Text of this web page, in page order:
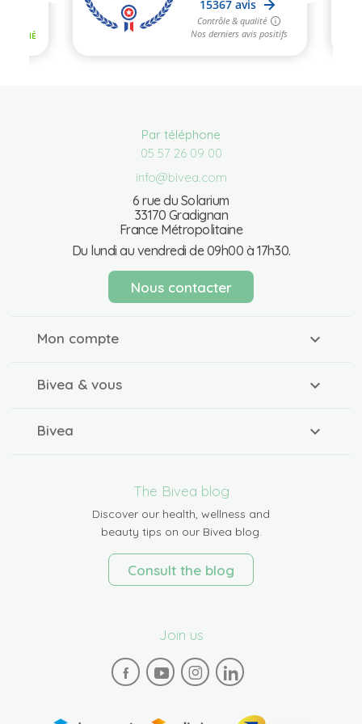
Par téléphone
05 57 26 09 00
info@bivea.com
6 rue du Solarium
33170 Gradignan
France Métropolitaine
Du lundi au vendredi de 09h00 à 17h30.
Nous contacter
Mon compte
Bivea & vous
Bivea
The Bivea blog
Discover our health, wellness and
beauty tips on our Bivea blog.
Consult the blog
Join us